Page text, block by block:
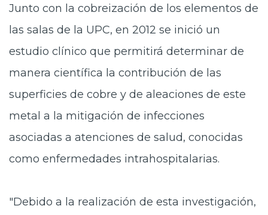
Junto con la cobreización de los elementos de
las salas de la UPC, en 2012 se inició un
estudio clínico que permitirá determinar de
manera científica la contribución de las
superficies de cobre y de aleaciones de este
metal a la mitigación de infecciones
asociadas a atenciones de salud, conocidas
como enfermedades intrahospitalarias.
"Debido a la realización de esta investigación,